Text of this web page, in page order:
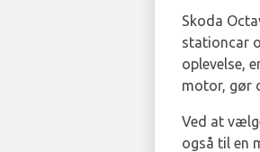
Skoda
stationcar
oplevelse,
motor, gør
Ved at
også til en